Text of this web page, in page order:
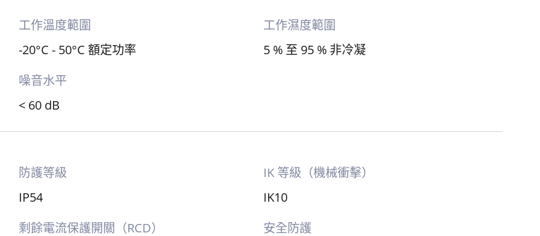
工作溫度範圍
-20°C - 50°C 額定功率
噪音水平
< 60 dB
工作濕度範圍
5 % 至 95 % 非冷凝
防護等級
IP54
剩餘電流保護開關（RCD）
IK 等級（機械衝擊）
IK10
安全防護